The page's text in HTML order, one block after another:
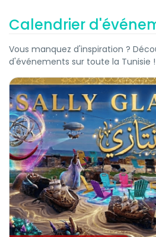
Calendrier
Vous manquez d'inspiration ?
d'événements sur toute la Tunisie !